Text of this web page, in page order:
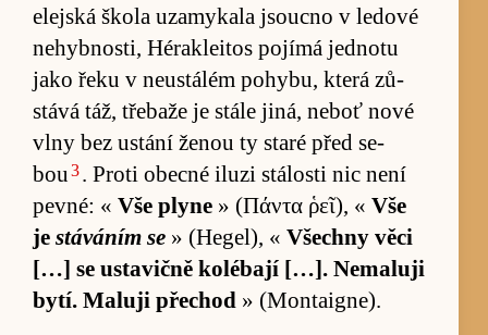
elej­ská škola uzamykala jsoucno v le­dové
ne­hybnos­ti, Héra­klei­tos po­jímá jednotu
jako řeku v ne­u­stá­lém po­hybu, která zů­
stává táž, tře­baže je stále ji­ná, ne­boť nové
vlny bez ustání ženou ty staré před se­
bou3. Proti obecné iluzi stá­losti nic není
pevné: « Vše plyne » (Πάντα ῥεῖ), « Vše
je stáváním se » (Hegel), « Všechny věci
[…] se ustavičně ko­lébají […]. Ne­maluji
bytí. Maluji pře­chod » (Mon­taigne).